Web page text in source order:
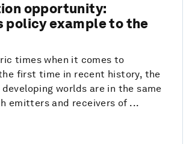
opportunity:
policy example to the
times when it comes to
first time in recent history, the
worlds are in the same
emitters and receivers of ...